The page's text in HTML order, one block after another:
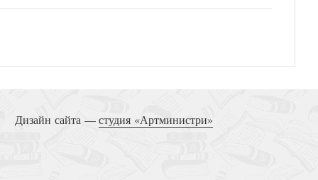
Дизайн сайта —студия «Артминистри»